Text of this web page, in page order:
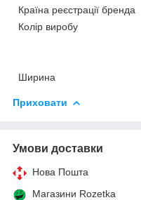
Країна реєстрації бренда
Колір виробу
Ширина
Приховати
Умови доставки
Нова Пошта
Магазини Rozetka